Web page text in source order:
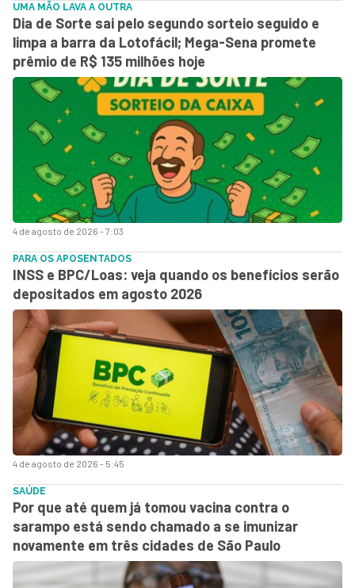
4 de agosto de 2026 - 7:03
UMA MÃO LAVA A OUTRA
Dia de Sorte sai pelo segundo sorteio seguido e
limpa a barra da Lotofácil; Mega-Sena promete
prêmio de R$ 135 milhões hoje
4 de agosto de 2026 - 5:45
PARA OS APOSENTADOS
INSS e BPC/Loas: veja quando os benefícios serão
depositados em agosto 2026
SAÚDE
Por que até quem já tomou vacina contra o
sarampo está sendo chamado a se imunizar
novamente em três cidades de São Paulo